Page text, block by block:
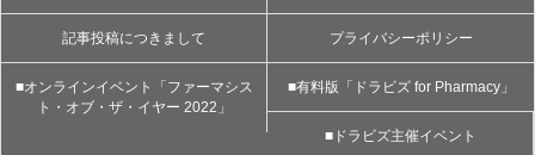
記事投稿につきまして プライバシーポリシー
■オンラインイベント「ファーマシス
ト・オブ・ザ・イヤー 2022」
■有料版「ドラビズ for Pharmacy」
■ドラビズ主催イベント